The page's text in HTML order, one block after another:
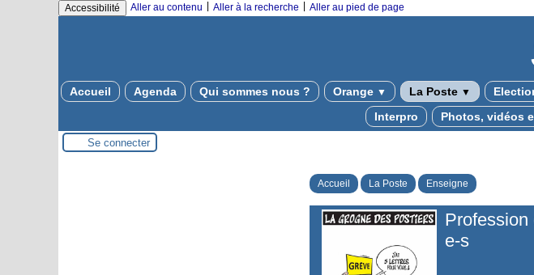
Accessibilité Aller au contenu Aller à la recherche Aller au pied de page
Accueil Agenda Qui sommes nous ? Orange ▼ La Poste ▼
Interpro Photos, vidéos
Se connecter
Accueil La Poste Enseigne
Profession
e-s